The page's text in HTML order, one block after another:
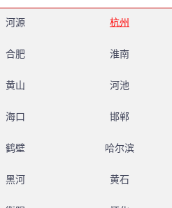
河源 杭州
合肥 淮南
黄山 河池
海口 邯郸
鹤壁 哈尔滨
黑河 黄石